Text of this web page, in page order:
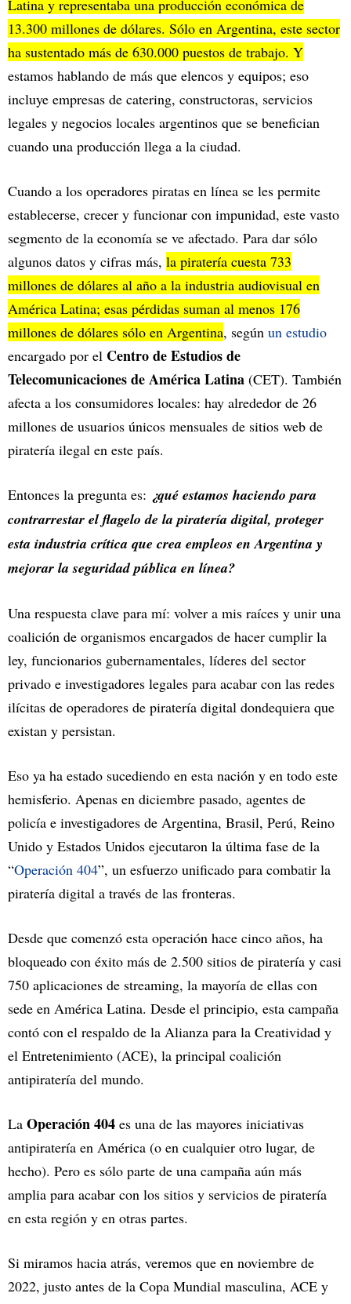
Latina y representaba una producción económica de
13.300 millones de dólares. Sólo en Argentina, este sector
ha sustentado más de 630.000 puestos de trabajo. Y
estamos hablando de más que elencos y equipos; eso
incluye empresas de catering, constructoras, servicios
legales y negocios locales argentinos que se benefician
cuando una producción llega a la ciudad.
Cuando a los operadores piratas en línea se les permite
establecerse, crecer y funcionar con impunidad, este vasto
segmento de la economía se ve afectado. Para dar sólo
algunos datos y cifras más, la piratería cuesta 733
millones de dólares al año a la industria audiovisual en
América Latina; esas pérdidas suman al menos 176
millones de dólares sólo en Argentina, según un estudio
encargado por el Centro de Estudios de
Telecomunicaciones de América Latina (CET). También
afecta a los consumidores locales: hay alrededor de 26
millones de usuarios únicos mensuales de sitios web de
piratería ilegal en este país.
Entonces la pregunta es: ¿qué estamos haciendo para
contrarrestar el flagelo de la piratería digital, proteger
esta industria crítica que crea empleos en Argentina y
mejorar la seguridad pública en línea?
Una respuesta clave para mí: volver a mis raíces y unir una
coalición de organismos encargados de hacer cumplir la
ley, funcionarios gubernamentales, líderes del sector
privado e investigadores legales para acabar con las redes
ilícitas de operadores de piratería digital dondequiera que
existan y persistan.
Eso ya ha estado sucediendo en esta nación y en todo este
hemisferio. Apenas en diciembre pasado, agentes de
policía e investigadores de Argentina, Brasil, Perú, Reino
Unido y Estados Unidos ejecutaron la última fase de la
“Operación 404”, un esfuerzo unificado para combatir la
piratería digital a través de las fronteras.
Desde que comenzó esta operación hace cinco años, ha
bloqueado con éxito más de 2.500 sitios de piratería y casi
750 aplicaciones de streaming, la mayoría de ellas con
sede en América Latina. Desde el principio, esta campaña
contó con el respaldo de la Alianza para la Creatividad y
el Entretenimiento (ACE), la principal coalición
antipiratería del mundo.
La Operación 404 es una de las mayores iniciativas
antipiratería en América (o en cualquier otro lugar, de
hecho). Pero es sólo parte de una campaña aún más
amplia para acabar con los sitios y servicios de piratería
en esta región y en otras partes.
Si miramos hacia atrás, veremos que en noviembre de
2022, justo antes de la Copa Mundial masculina, ACE y